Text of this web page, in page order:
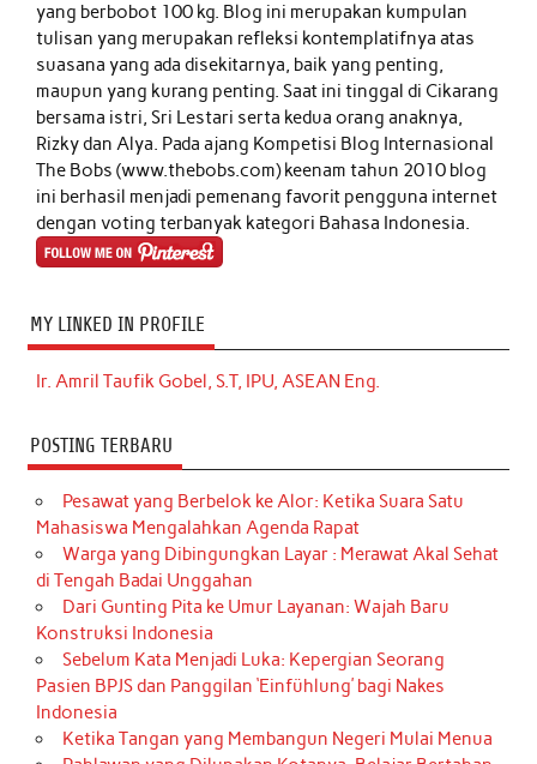
yang berbobot 100 kg. Blog ini merupakan kumpulan
tulisan yang merupakan refleksi kontemplatifnya atas
suasana yang ada disekitarnya, baik yang penting,
maupun yang kurang penting. Saat ini tinggal di Cikarang
bersama istri, Sri Lestari serta kedua orang anaknya,
Rizky dan Alya. Pada ajang Kompetisi Blog Internasional
The Bobs (www.thebobs.com) keenam tahun 2010 blog
ini berhasil menjadi pemenang favorit pengguna internet
dengan voting terbanyak kategori Bahasa Indonesia.
MY LINKED IN PROFILE
Ir. Amril Taufik Gobel, S.T, IPU, ASEAN Eng.
POSTING TERBARU
Pesawat yang Berbelok ke Alor: Ketika Suara Satu
Mahasiswa Mengalahkan Agenda Rapat
Warga yang Dibingungkan Layar : Merawat Akal Sehat
di Tengah Badai Unggahan
Dari Gunting Pita ke Umur Layanan: Wajah Baru
Konstruksi Indonesia
Sebelum Kata Menjadi Luka: Kepergian Seorang
Pasien BPJS dan Panggilan ‘Einfühlung’ bagi Nakes
Indonesia
Ketika Tangan yang Membangun Negeri Mulai Menua